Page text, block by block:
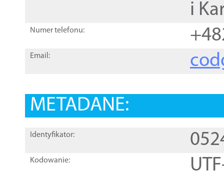
i
Numer telefonu:
Email:
METADANE:
Identyfikator:
Kodowanie: